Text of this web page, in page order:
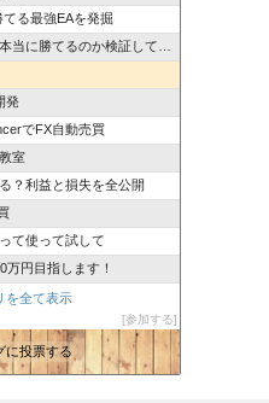
る最強EAを発掘
に勝てるのか検証してみた
発
でFX自動売買
室
？利益と損失を全公開
て使って試して
万円目指します！
を全て表示
参加する
に投票する